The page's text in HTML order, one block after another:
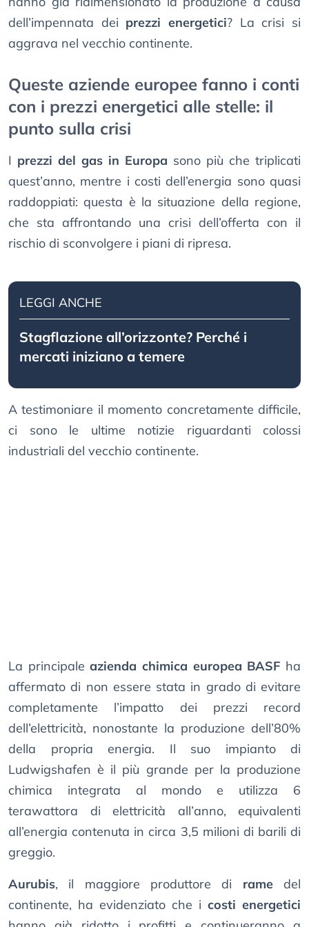
dell’impennata dei prezzi energetici? La crisi si
aggrava nel vecchio continente.
Queste aziende europee fanno i conti
con i prezzi energetici alle stelle: il
punto sulla crisi
I prezzi del gas in Europa sono più che triplicati
quest’anno, mentre i costi dell’energia sono quasi
raddoppiati: questa è la situazione della regione,
che sta affrontando una crisi dell’offerta con il
rischio di sconvolgere i piani di ripresa.
LEGGI ANCHE
Stagflazione all’orizzonte? Perché i
mercati iniziano a temere
A testimoniare il momento concretamente difficile,
ci sono le ultime notizie riguardanti colossi
industriali del vecchio continente.
La principaleazienda chimica europea BASF ha
affermato di non essere stata in grado di evitare
completamente l’impatto dei prezzi record
dell’elettricità, nonostante la produzione dell’80%
della propria energia. Il suo impianto di
Ludwigshafen è il più grande per la produzione
chimica integrata al mondo e utilizza 6
terawattora di elettricità all’anno, equivalenti
all’energia contenuta in circa 3,5 milioni di barili di
greggio.
Aurubis, il maggiore produttore di ramedel
continente, ha evidenziato che i costi energetici